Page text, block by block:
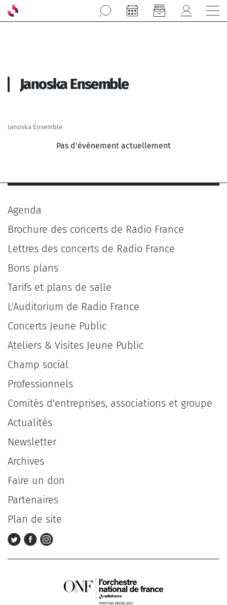
Aller au contenu principal
Janoska Ensemble
Janoska Ensemble
Pas d'évènement actuellement
Agenda
Brochure des concerts de Radio France
Lettres des concerts de Radio France
Bons plans
Tarifs et plans de salle
L'Auditorium de Radio France
Concerts Jeune Public
Ateliers & Visites Jeune Public
Champ social
Professionnels
Comités d'entreprises, associations et groupe
Actualités
Newsletter
Archives
Faire un don
Partenaires
Plan de site